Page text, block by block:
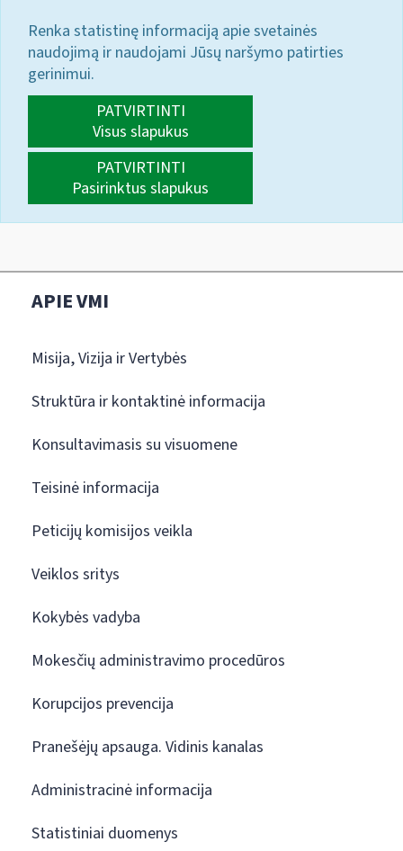
Renka statistinę informaciją apie svetainės
naudojimą ir naudojami Jūsų naršymo patirties
gerinimui.
PATVIRTINTI
Visus slapukus
PATVIRTINTI
Pasirinktus slapukus
APIE VMI
Misija, Vizija ir Vertybės
Struktūra ir kontaktinė informacija
Konsultavimasis su visuomene
Teisinė informacija
Peticijų komisijos veikla
Veiklos sritys
Kokybės vadyba
Mokesčių administravimo procedūros
Korupcijos prevencija
Pranešėjų apsauga. Vidinis kanalas
Administracinė informacija
Statistiniai duomenys